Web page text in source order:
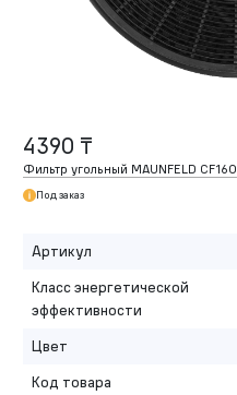
4390 ₸
Фильтр угольный MAUNFELD CF160
Под заказ
Артикул
Класс энергетической
эффективности
Цвет
Код товара